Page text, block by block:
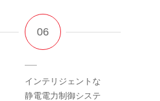
インテリジェントな
静電電力制御システ